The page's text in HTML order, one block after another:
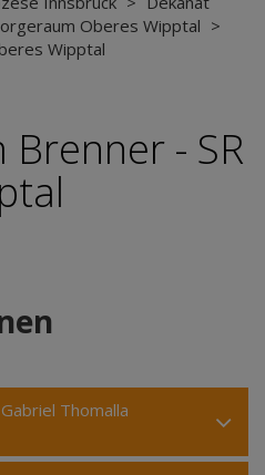
Oberes Wipptal >
Wipptal
Brenner - SR
Thomalla